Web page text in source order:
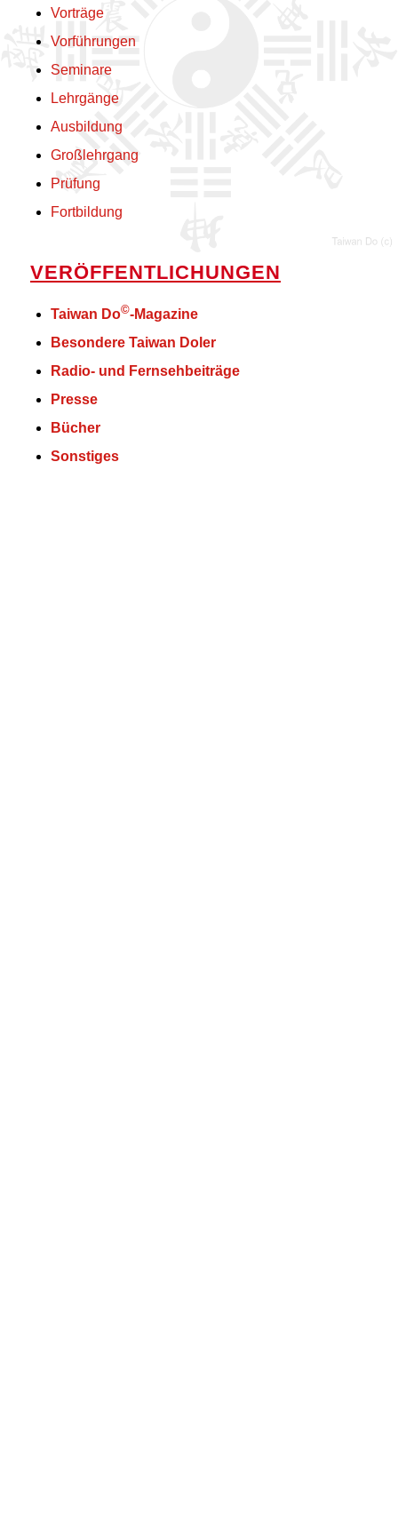
Vorträge
Vorführungen
Seminare
Lehrgänge
Ausbildung
Großlehrgang
Prüfung
Fortbildung
VERÖFFENTLICHUNGEN
Taiwan Do©-Magazine
Besondere Taiwan Doler
Radio- und Fernsehbeiträge
Presse
Bücher
Sonstiges